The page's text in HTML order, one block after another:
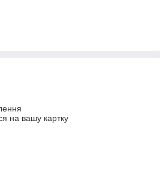
на вашу картку